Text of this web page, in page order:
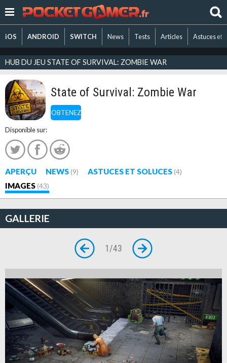
iOS ANDROID SWITCH News Tests Articles Astuces et
HUB DU JEU STATE OF SURVIVAL: ZOMBIE WAR
OBTENEZ
State of Survival: Zombie War
Disponible sur:
APERÇU NEWS (9) ASTUCES ET SOLUCES (4)
IMAGES (43)
GALLERIE
1 /43